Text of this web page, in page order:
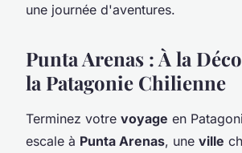
une journée d'aventures.
Punta Arenas : À la
la Patagonie Chilienne
Terminez votre voyage en
escale à Punta Arenas, une ville